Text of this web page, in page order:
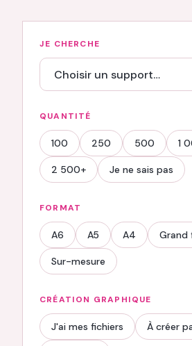
JE CHERCHE
QUANTITÉ
100 250 500 1
2 500+ Je ne sais pas
FORMAT
A6 A5 A4 Grand
Sur-mesure
CRÉATION GRAPHIQUE
J'ai mes fichiers À créer